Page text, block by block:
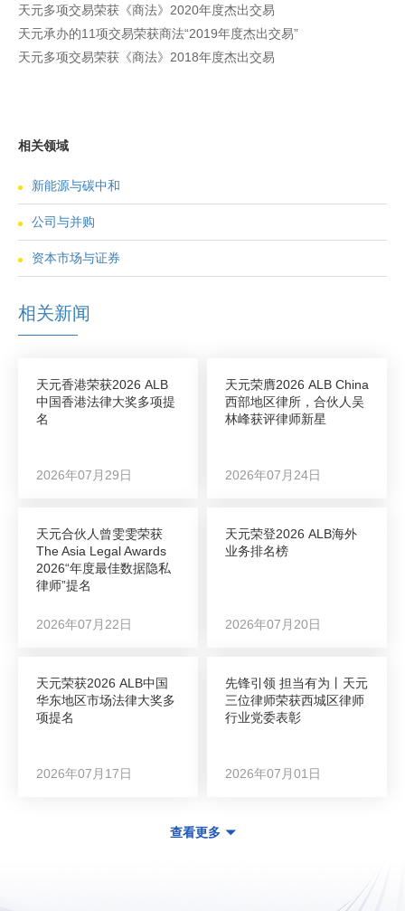
天元多项交易荣获《商法》2020年度杰出交易
天元承办的11项交易荣获商法“2019年度杰出交易”
天元多项交易荣获《商法》2018年度杰出交易
相关领域
新能源与碳中和
公司与并购
资本市场与证券
相关新闻
天元香港荣获2026 ALB
中国香港法律大奖多项提
名
2026年07月29日
天元荣膺2026 ALB China
西部地区律所，合伙人吴
林峰获评律师新星
2026年07月24日
天元合伙人曾雯雯荣获
The Asia Legal Awards
2026“年度最佳数据隐私
律师”提名
2026年07月22日
天元荣登2026 ALB海外
业务排名榜
2026年07月20日
天元荣获2026 ALB中国
华东地区市场法律大奖多
项提名
2026年07月17日
先锋引领 担当有为丨天元
三位律师荣获西城区律师
行业党委表彰
2026年07月01日
查看更多